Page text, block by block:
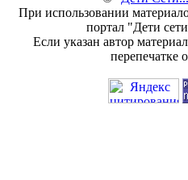
При использовании
портал "Дети
Если указан автор
перепечатке